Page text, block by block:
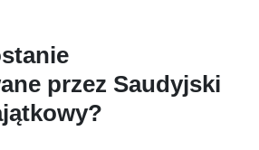
przez Saudyjski
?